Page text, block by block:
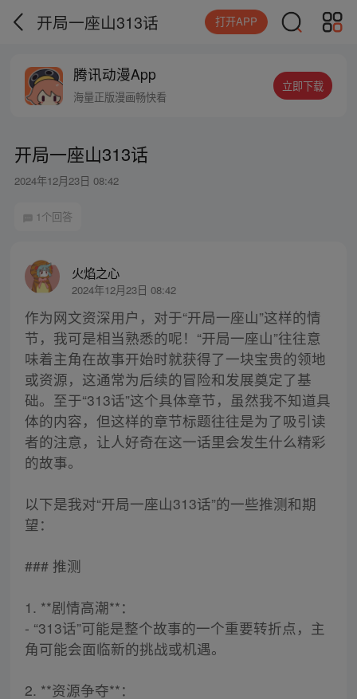
开局一座山313话 打开APP
腾讯动漫App
海量正版漫画畅快看
立即下载
开局一座山313话
2024年12月23日 08:42
1个回答
火焰之心
2024年12月23日 08:42
作为网文资深用户，对于“开局一座山”这样的情
节，我可是相当熟悉的呢！“开局一座山”往往意
味着主角在故事开始时就获得了一块宝贵的领地
或资源，这通常为后续的冒险和发展奠定了基
础。至于“313话”这个具体章节，虽然我不知道具
体的内容，但这样的章节标题往往是为了吸引读
者的注意，让人好奇在这一话里会发生什么精彩
的故事。
以下是我对“开局一座山313话”的一些推测和期
望：
### 推测
1. **剧情高潮**：
- “313话”可能是整个故事的一个重要转折点，主
角可能会面临新的挑战或机遇。
2. **资源争夺**：